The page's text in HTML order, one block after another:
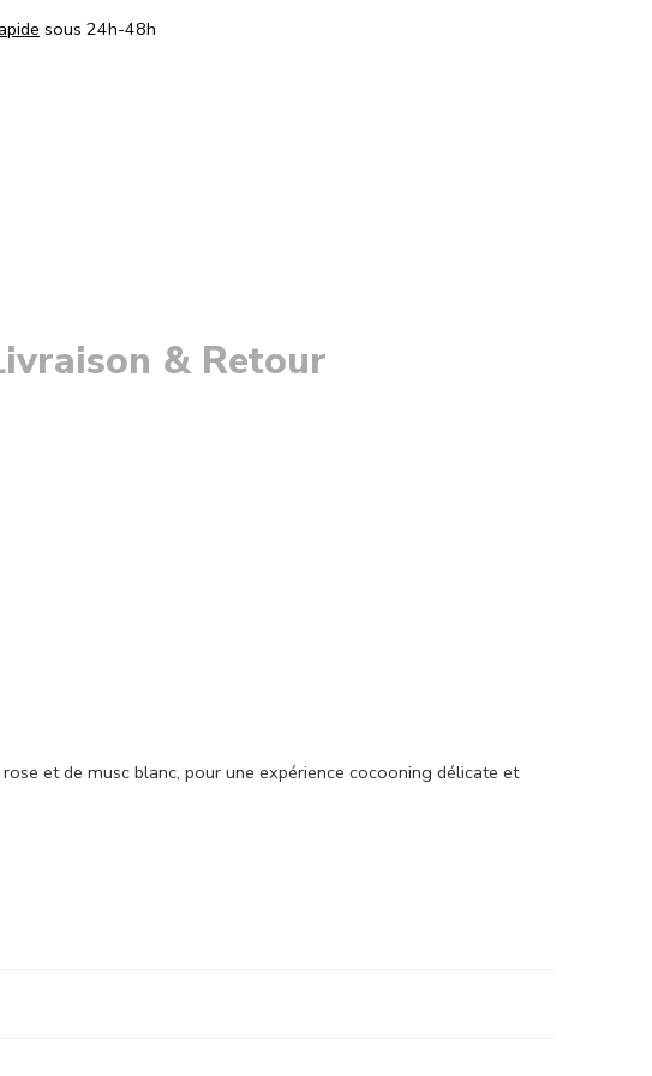
sous 24h-48h
& Retour
et de musc blanc, pour une expérience cocooning délicate et